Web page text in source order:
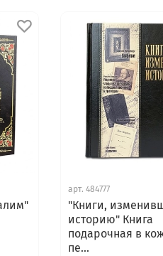
арт. 484777
"Книги,
историю" Книга
подарочная в
пе...